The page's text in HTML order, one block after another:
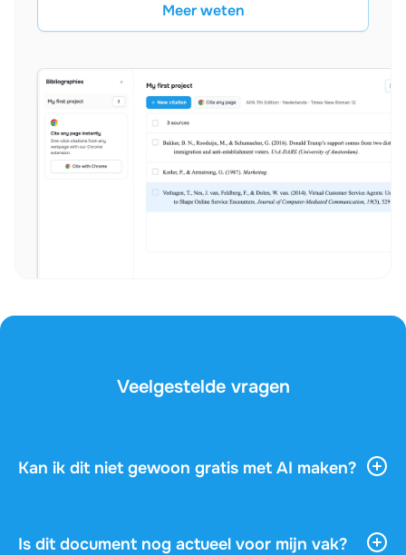
Meer weten
Veelgestelde vragen
Kan ik dit niet gewoon gratis met AI maken?
niet. Dit document is geschreven door een
Is dit document nog actueel voor mijn vak?